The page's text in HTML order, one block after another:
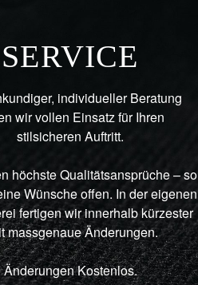
SERVICE
individueller Beratung
wir vollen Einsatz für Ihren
stilsicheren Auftritt.
höchste Qualitätsansprüche – so
Wünsche offen. In der eigenen
fertigen wir innerhalb kürzester
massgenaue Änderungen.
Änderungen Kostenlos.